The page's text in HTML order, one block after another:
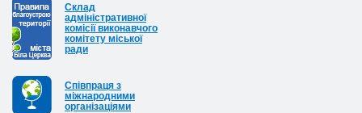
Cклад
адміністративної
комісії виконавчого
комітету міської
ради
Співпраця з
міжнародними
організаціями